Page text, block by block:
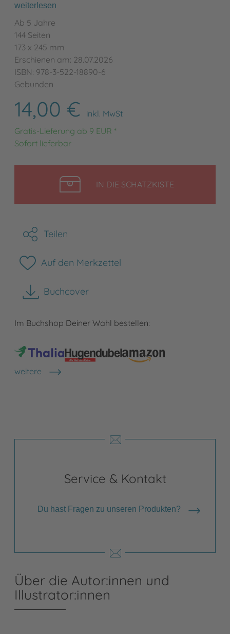
weiterlesen
Ab 5 Jahre
144 Seiten
173 x 245 mm
Erschienen am: 28.07.2026
ISBN: 978-3-522-18890-6
Gebunden
14,00 €
inkl. MwSt
Gratis-Lieferung ab 9 EUR *
Sofort lieferbar
IN DIE SCHATZKISTELEGEN
Teilen
Auf den Merkzettel
Buchcover
herunterladen
Im Buchshop Deiner Wahl bestellen:
weitere
Shops anzeigen
Service & Kontakt
Du hast Fragen zu unseren Produkten?
Über die Autor:innen und
Illustrator:innen